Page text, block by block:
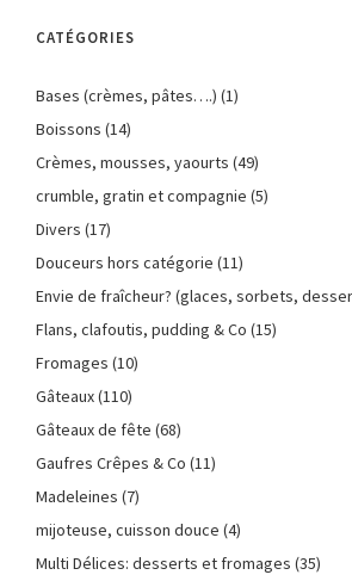
CATÉGORIES
Bases (crèmes, pâtes….) (1)
Boissons (14)
Crèmes, mousses, yaourts (49)
crumble, gratin et compagnie (5)
Divers (17)
Douceurs hors catégorie (11)
Envie de fraîcheur? (glaces, sorbets,
Flans, clafoutis, pudding & Co (15)
Fromages (10)
Gâteaux(110)
Gâteaux de fête (68)
Gaufres Crêpes & Co (11)
Madeleines (7)
mijoteuse, cuisson douce (4)
Multi Délices: desserts et fromages (35)